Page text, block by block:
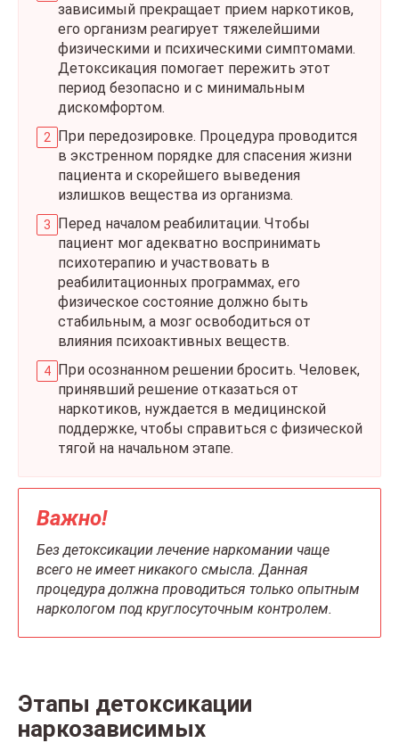
зависимый прекращает прием наркотиков,
его организм реагирует тяжелейшими
физическими и психическими симптомами.
Детоксикация помогает пережить этот
период безопасно и с минимальным
дискомфортом.
При передозировке. Процедура проводится
в экстренном порядке для спасения жизни
пациента и скорейшего выведения
излишков вещества из организма.
Перед началом реабилитации. Чтобы
пациент мог адекватно воспринимать
психотерапию и участвовать в
реабилитационных программах, его
физическое состояние должно быть
стабильным, а мозг освободиться от
влияния психоактивных веществ.
При осознанном решении бросить. Человек,
принявший решение отказаться от
наркотиков, нуждается в медицинской
поддержке, чтобы справиться с физической
тягой на начальном этапе.
Важно!
Без детоксикации лечение наркомании чаще
всего не имеет никакого смысла. Данная
процедура должна проводиться только опытным
наркологом под круглосуточным контролем.
Этапы детоксикации
наркозависимых